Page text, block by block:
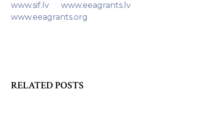
www.sif.lv www.eeagrants.lv
www.eeagrants.org
RELATED POSTS